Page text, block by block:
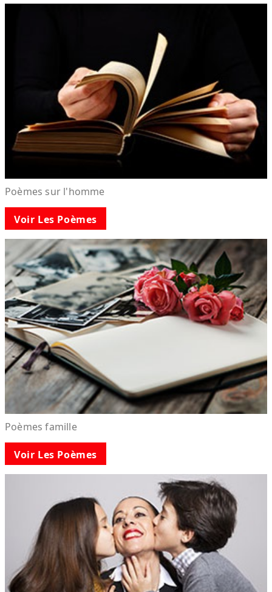
Poèmes sur l'homme
Voir Les Poèmes
Poèmes famille
Voir Les Poèmes